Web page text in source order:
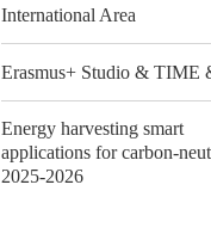
International Area
Erasmus+ Studio & TIME
Energy harvesting smart
applications for carbon-
2025-2026